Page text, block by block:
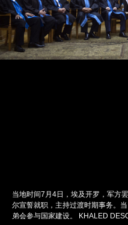
当地时间7月4日，埃及开罗，军方
尔宣誓就职，主持过渡时期事务。
弟会参与国家建设。 KHALED